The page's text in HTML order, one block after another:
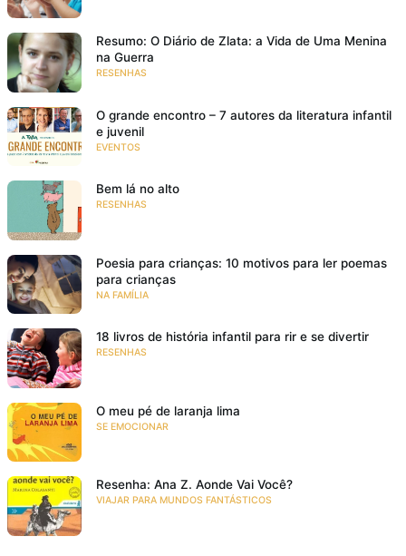
Resumo: O Diário de Zlata: a Vida de Uma Menina
na Guerra
RESENHAS
O grande encontro – 7 autores da literatura infantil
e juvenil
EVENTOS
Bem lá no alto
RESENHAS
Poesia para crianças: 10 motivos para ler poemas
para crianças
NA FAMÍLIA
18 livros de história infantil para rir e se divertir
RESENHAS
O meu pé de laranja lima
SE EMOCIONAR
Resenha: Ana Z. Aonde Vai Você?
VIAJAR PARA MUNDOS FANTÁSTICOS